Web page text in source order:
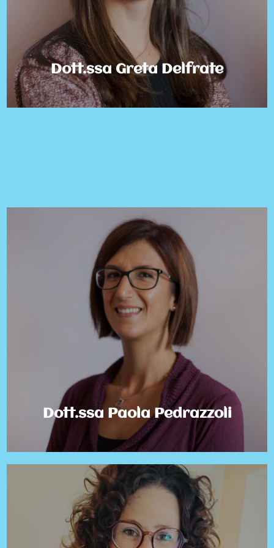
Dott.ssa Greta Delfrate
Pedagogista e BCaBA®️(Board Certified Assistant
Behavior Analyst). Mi occupo di coordinamento e
Dott.ssa Paola Pedrazzoli
Pedagogista e Analista del comportamento certificata,
BACB® (Board Certified Behavior Analyst), si occupa